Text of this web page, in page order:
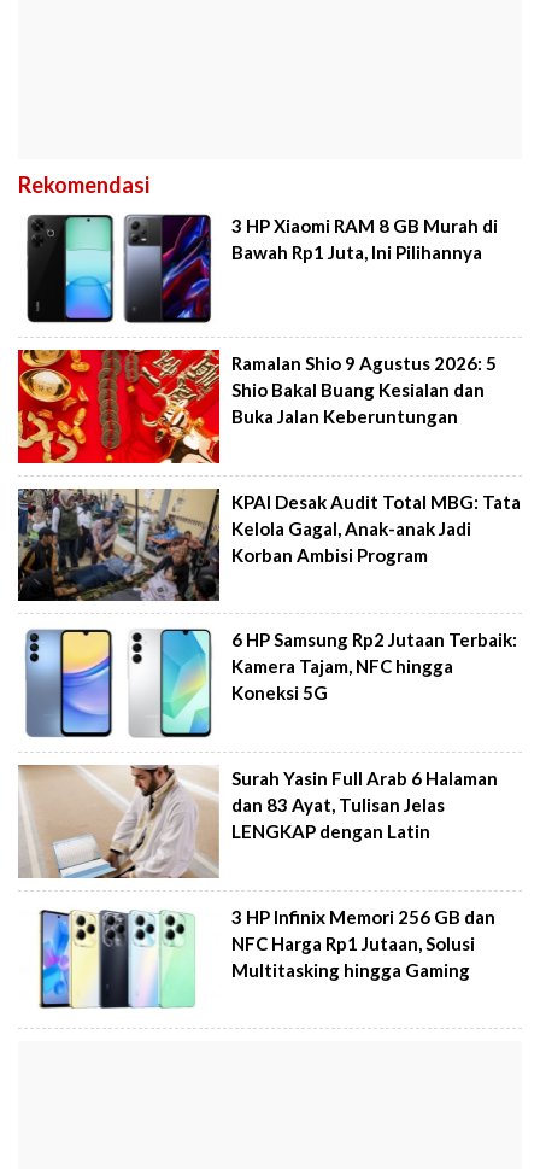
Rekomendasi
3 HP Xiaomi RAM 8 GB Murah di
Bawah Rp1 Juta, Ini Pilihannya
Ramalan Shio 9 Agustus 2026: 5
Shio Bakal Buang Kesialan dan
Buka Jalan Keberuntungan
KPAI Desak Audit Total MBG: Tata
Kelola Gagal, Anak-anak Jadi
Korban Ambisi Program
6 HP Samsung Rp2 Jutaan Terbaik:
Kamera Tajam, NFC hingga
Koneksi 5G
Surah Yasin Full Arab 6 Halaman
dan 83 Ayat, Tulisan Jelas
LENGKAP dengan Latin
3 HP Infinix Memori 256 GB dan
NFC Harga Rp1 Jutaan, Solusi
Multitasking hingga Gaming